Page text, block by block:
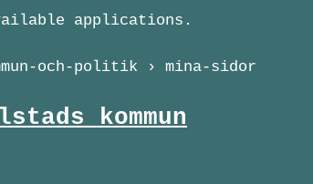
applications.
och-politik › mina-sidor
kommun